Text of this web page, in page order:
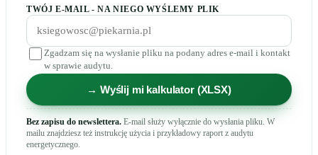
TWÓJ E-MAIL - NA NIEGO WYŚLEMY PLIK
Zgadzam się na wysłanie pliku na podany adres e-mail i kontakt
w sprawie audytu.
→ Wyślij mi kalkulator (XLSX)
Bez zapisu do newslettera. E-mail służy wyłącznie do wysłania pliku. W
mailu znajdziesz też instrukcję użycia i przykładowy raport z audytu
energetycznego.